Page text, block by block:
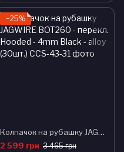
−25%
Колпачок на рубашку JAGWIRE BOT260 - перекл. Hooded - 4mm Black - alloy (30шт.)
2 599 грн 3 465 грн